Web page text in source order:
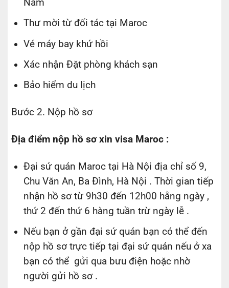
Nam
Thư mời từ đối tác tại Maroc
Vé máy bay khứ hồi
Xác nhận Đặt phòng khách sạn
Bảo hiểm du lịch
Bước 2. Nộp hồ sơ
Địa điểm nộp hồ sơ xin visa Maroc :
Đại sứ quán Maroc tại Hà Nội địa chỉ số 9,
Chu Văn An, Ba Đình, Hà Nội . Thời gian tiếp
nhận hồ sơ từ 9h30 đến 12h00 hằng ngày ,
thứ 2 đến thứ 6 hàng tuần trừ ngày lễ .
Nếu bạn ở gần đại sứ quán bạn có thể đến
nộp hồ sơ trực tiếp tại đại sứ quán nếu ở xa
bạn có thể gửi qua bưu điện hoặc nhờ
người gửi hồ sơ .